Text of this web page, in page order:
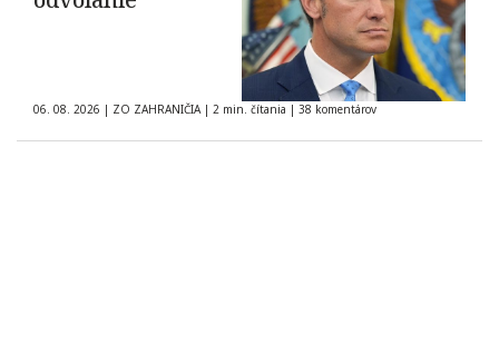
06. 08. 2026 | ZO ZAHRANIČIA | 2 min. čítania | 38 komentárov